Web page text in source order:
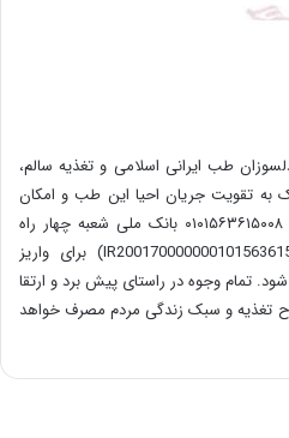
طب ایرانی اسلامی و تغذیه سالم،
به تقویت جریان احیا این طب و امکان
همیاری در این زمینه شماره حساب ۰۱۰۱۵۶۳۶۱۵۰۰۸ بانک ملی شعبه چهار راه
ساسان تهران ( شماره شبا: IR200170000000101563615008) برای واریز
تمام وجوه در راستای پیش برد و ارتقا
تغذیه و سبک زندگی مردم مصرف خواهد